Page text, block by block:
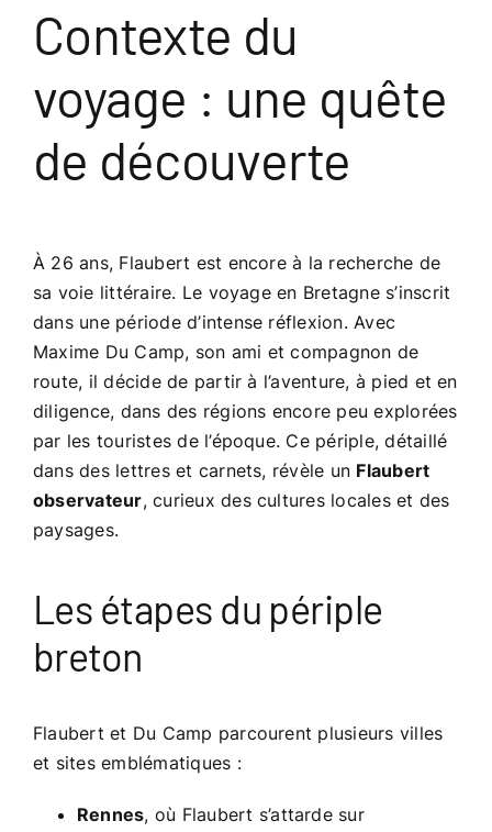
Contexte du
voyage : une quête
de découverte
À 26 ans, Flaubert est encore à la recherche de
sa voie littéraire. Le voyage en Bretagne s’inscrit
dans une période d’intense réflexion. Avec
Maxime Du Camp, son ami et compagnon de
route, il décide de partir à l’aventure, à pied et en
diligence, dans des régions encore peu explorées
par les touristes de l’époque. Ce périple, détaillé
dans des lettres et carnets, révèle un Flaubert
observateur, curieux des cultures locales et des
paysages.
Les étapes du périple
breton
Flaubert et Du Camp parcourent plusieurs villes
et sites emblématiques :
Rennes, où Flaubert s’attarde sur